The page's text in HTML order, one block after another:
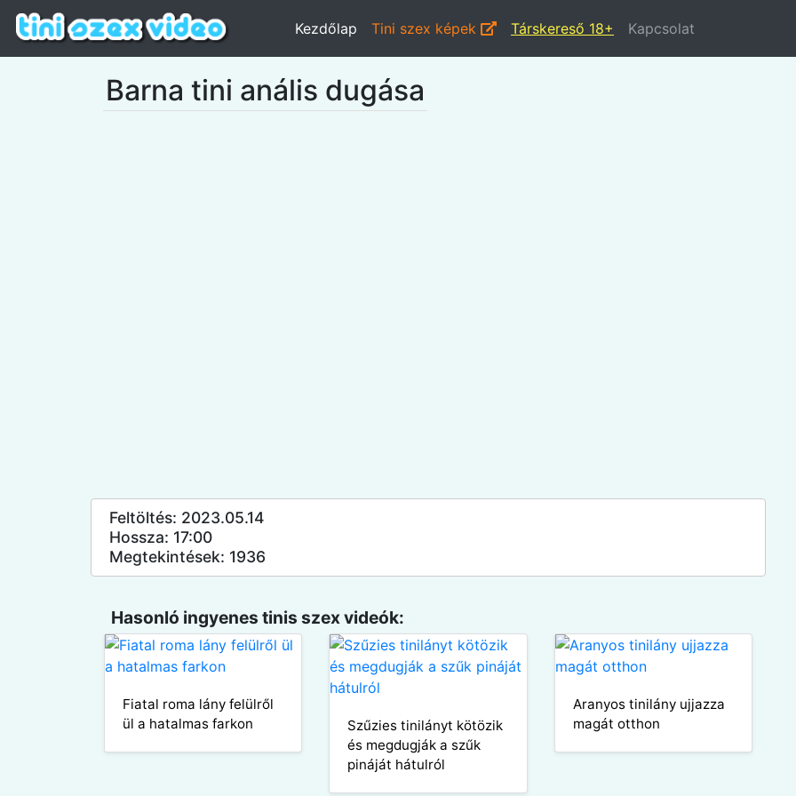
Kezdőlap Tini szex képek Társkereső 18+ Kapcsolat
Barna tini anális dugása
Feltöltés: 2023.05.14
Hossza: 17:00
Megtekintések: 1936
Hasonló ingyenes tinis szex videók:
Fiatal roma lány felülről
ül a hatalmas farkon
Szűzies tinilányt kötözik
és megdugják a szűk
pináját hátulról
Aranyos tinilány ujjazza
magát otthon